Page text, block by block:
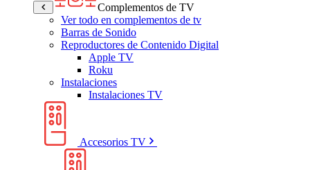
Complementos de TV
Ver todo en complementos de tv
Barras de Sonido
Reproductores de Contenido Digital
Apple TV
Roku
Instalaciones
Instalaciones TV
Accesorios TV